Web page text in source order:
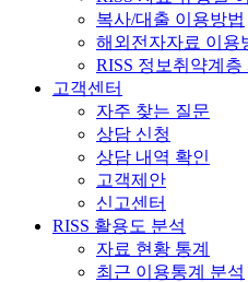
복사/대출 이용방법
해외전자자료 이용
RISS 정보취약계
고객센터
자주 찾는 질문
상담 신청
상담 내역 확인
고객제안
신고센터
RISS 활용도 분석
자료 현황 통계
최근 이용통계 분석